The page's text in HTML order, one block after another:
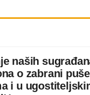
naših
o zabrani
i u